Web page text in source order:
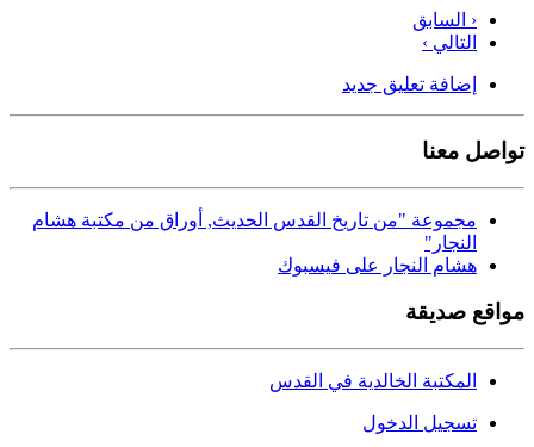
‹ السابق
التالي ›
إضافة تعليق جديد
تواصل معنا
مجموعة "من تاريخ القدس الحديث, أوراق من مكتبة هشام
النجار"
هشام النجار على فيسبوك
مواقع صديقة
المكتبة الخالدية في القدس
تسجيل الدخول